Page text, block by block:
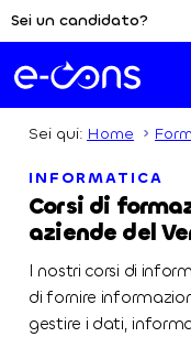
Sei un candidato?
Sei qui: Home
INFORMATICA
Corsi di
aziende del
I nostri corsi di
di fornire
gestire i dati,